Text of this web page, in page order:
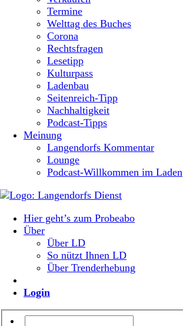
Termine
Welttag des Buches
Corona
Rechtsfragen
Lesetipp
Kulturpass
Ladenbau
Seitenreich-Tipp
Nachhaltigkeit
Podcast-Tipps
Meinung
Langendorfs Kommentar
Lounge
Podcast-Willkommen im Laden
Hier geht’s zum Probeabo
Über
Über LD
So nützt Ihnen LD
Über Trenderhebung
Login